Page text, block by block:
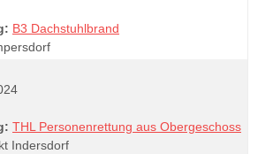
B3 Dachstuhlbrand
THL Personenrettung aus Obergeschoss
Indersdorf